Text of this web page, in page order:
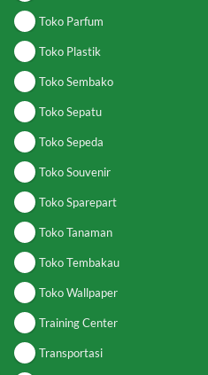
Toko Parfum
Toko Plastik
Toko Sembako
Toko Sepatu
Toko Sepeda
Toko Souvenir
Toko Sparepart
Toko Tanaman
Toko Tembakau
Toko Wallpaper
Training Center
Transportasi